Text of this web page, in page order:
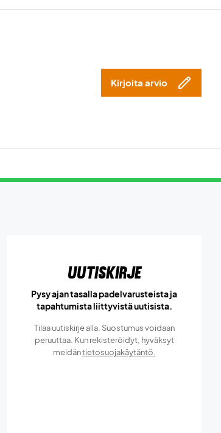
Kirjoita arvio
Uutiskirje
Pysy ajan tasalla padelvarusteista ja
tapahtumista liittyvistä uutisista.
Tilaa uutiskirje alla. Suostumus voidaan
peruuttaa. Kun rekisteröidyt, hyväksyt
meidäntietosuojakäytäntö.